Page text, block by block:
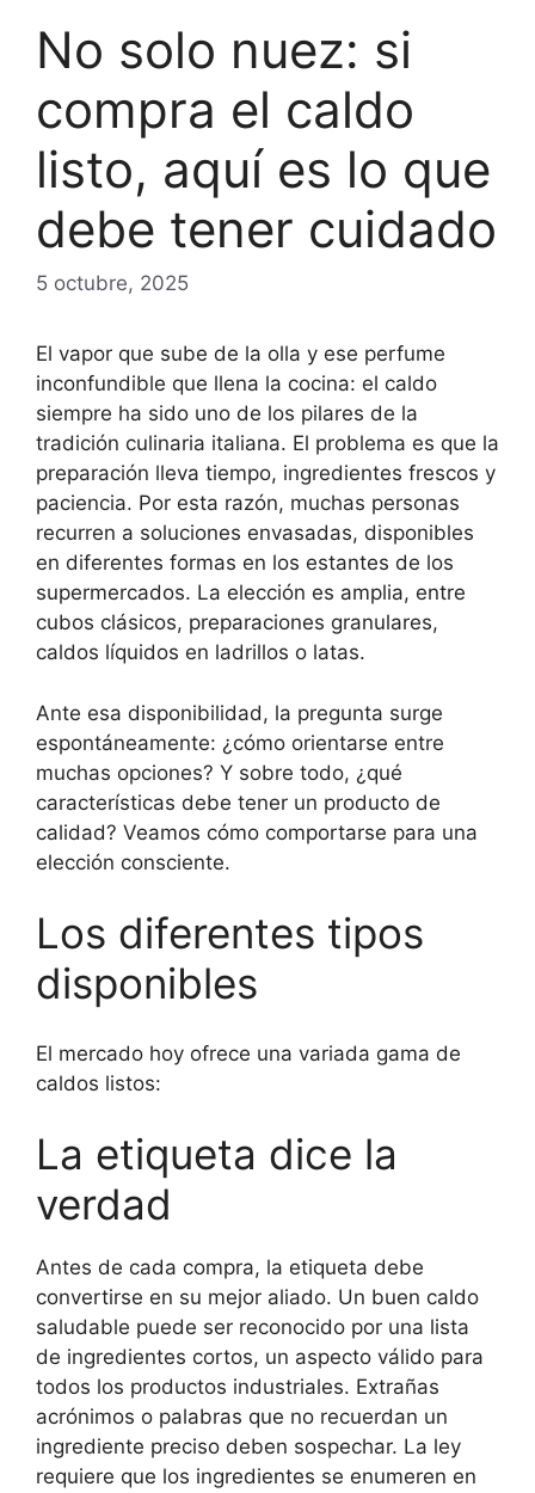
No solo nuez: si
compra el caldo
listo, aquí es lo que
debe tener cuidado
5 octubre, 2025
El vapor que sube de la olla y ese perfume
inconfundible que llena la cocina: el caldo
siempre ha sido uno de los pilares de la
tradición culinaria italiana. El problema es que la
preparación lleva tiempo, ingredientes frescos y
paciencia. Por esta razón, muchas personas
recurren a soluciones envasadas, disponibles
en diferentes formas en los estantes de los
supermercados. La elección es amplia, entre
cubos clásicos, preparaciones granulares,
caldos líquidos en ladrillos o latas.
Ante esa disponibilidad, la pregunta surge
espontáneamente: ¿cómo orientarse entre
muchas opciones? Y sobre todo, ¿qué
características debe tener un producto de
calidad? Veamos cómo comportarse para una
elección consciente.
Los diferentes tipos
disponibles
El mercado hoy ofrece una variada gama de
caldos listos:
La etiqueta dice la
verdad
Antes de cada compra, la etiqueta debe
convertirse en su mejor aliado. Un buen caldo
saludable puede ser reconocido por una lista
de ingredientes cortos, un aspecto válido para
todos los productos industriales. Extrañas
acrónimos o palabras que no recuerdan un
ingrediente preciso deben sospechar. La ley
requiere que los ingredientes se enumeren en